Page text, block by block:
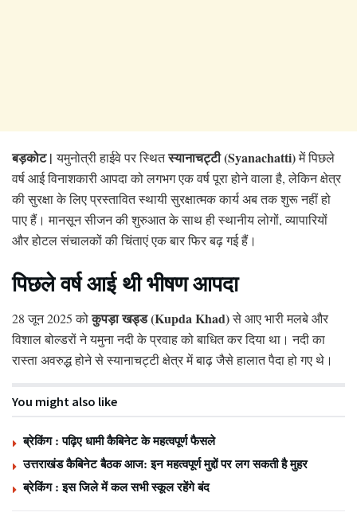
बड़कोट |यमुनोत्री हाईवे पर स्थितस्यानाचट्टी (Syanachatti)में पिछले
वर्ष आई विनाशकारी आपदा को लगभग एक वर्ष पूरा होने वाला है, लेकिन क्षेत्र
की सुरक्षा के लिए प्रस्तावित स्थायी सुरक्षात्मक कार्य अब तक शुरू नहीं हो
पाए हैं। मानसून सीजन की शुरुआत के साथ ही स्थानीय लोगों, व्यापारियों
और होटल संचालकों की चिंताएं एक बार फिर बढ़ गई हैं।
पिछले वर्ष आई थी भीषण आपदा
28 जून 2025 कोकुपड़ा खड्ड (Kupda Khad)से आए भारी मलबे और
विशाल बोल्डरों ने यमुना नदी के प्रवाह को बाधित कर दिया था। नदी का
रास्ता अवरुद्ध होने से स्यानाचट्टी क्षेत्र में बाढ़ जैसे हालात पैदा हो गए थे।
You might also like
ब्रेकिंग : पढ़िए धामी कैबिनेट के महत्वपूर्ण फैसले
उत्तराखंड कैबिनेट बैठक आज: इन महत्वपूर्ण मुद्दों पर लग सकती है मुहर
ब्रेकिंग : इस जिले में कल सभी स्कूल रहेंगे बंद